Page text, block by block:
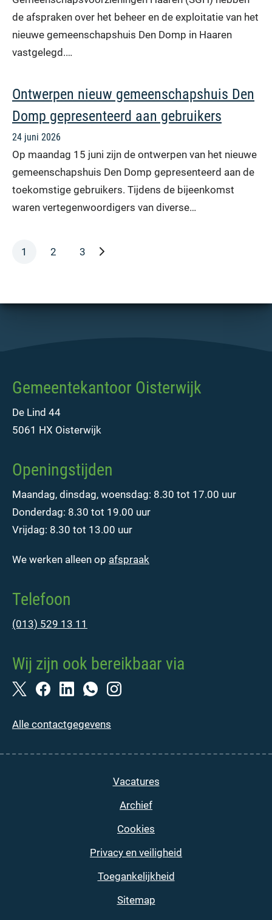
de afspraken over het beheer en de exploitatie van het
nieuwe gemeenschapshuis Den Domp in Haaren
vastgelegd.…
Ontwerpen nieuw gemeenschapshuis Den
Domp gepresenteerd aan gebruikers
24 juni 2026
Op maandag 15 juni zijn de ontwerpen van het nieuwe
gemeenschapshuis Den Domp gepresenteerd aan de
toekomstige gebruikers. Tijdens de bijeenkomst
waren vertegenwoordigers van diverse…
1 2 3 volgende pagina
Gemeentekantoor Oisterwijk
De Lind 44
5061 HX Oisterwijk
Openingstijden
Maandag, dinsdag, woensdag: 8.30 tot 17.00 uur
Donderdag: 8.30 tot 19.00 uur
Vrijdag: 8.30 tot 13.00 uur
We werken alleen op afspraak
Telefoon
(013) 529 13 11
Wij zijn ook bereikbaar via
Alle contactgegevens
Vacatures
Archief
Cookies
Privacy en veiligheid
Toegankelijkheid
Sitemap